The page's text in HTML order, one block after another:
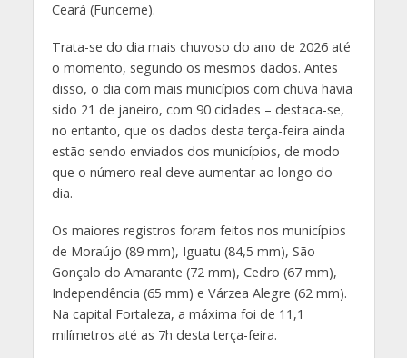
Ceará (Funceme).
Trata-se do dia mais chuvoso do ano de 2026 até
o momento, segundo os mesmos dados. Antes
disso, o dia com mais municípios com chuva havia
sido 21 de janeiro, com 90 cidades – destaca-se,
no entanto, que os dados desta terça-feira ainda
estão sendo enviados dos municípios, de modo
que o número real deve aumentar ao longo do
dia.
Os maiores registros foram feitos nos municípios
de Moraújo (89 mm), Iguatu (84,5 mm), São
Gonçalo do Amarante (72 mm), Cedro (67 mm),
Independência (65 mm) e Várzea Alegre (62 mm).
Na capital Fortaleza, a máxima foi de 11,1
milímetros até as 7h desta terça-feira.